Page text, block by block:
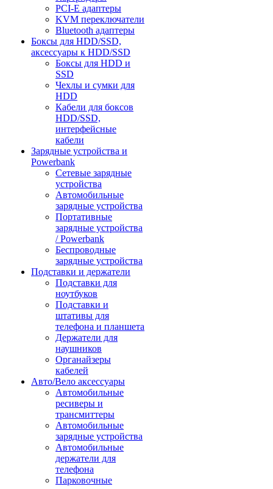
PCI-E адаптеры
KVM переключатели
Bluetooth адаптеры
Боксы для HDD/SSD,
аксессуары к HDD/SSD
Боксы для HDD и
SSD
Чехлы и сумки для
HDD
Кабели для боксов
HDD/SSD,
интерфейсные
кабели
Зарядные устройства и
Powerbank
Сетевые зарядные
устройства
Автомобильные
зарядные устройства
Портативные
зарядные устройства
/ Powerbank
Беспроводные
зарядные устройства
Подставки и держатели
Подставки для
ноутбуков
Подставки и
штативы для
телефона и планшета
Держатели для
наушников
Органайзеры
кабелей
Авто/Вело аксессуары
Автомобильные
ресиверы и
трансмиттеры
Автомобильные
зарядные устройства
Автомобильные
держатели для
телефона
Парковочные